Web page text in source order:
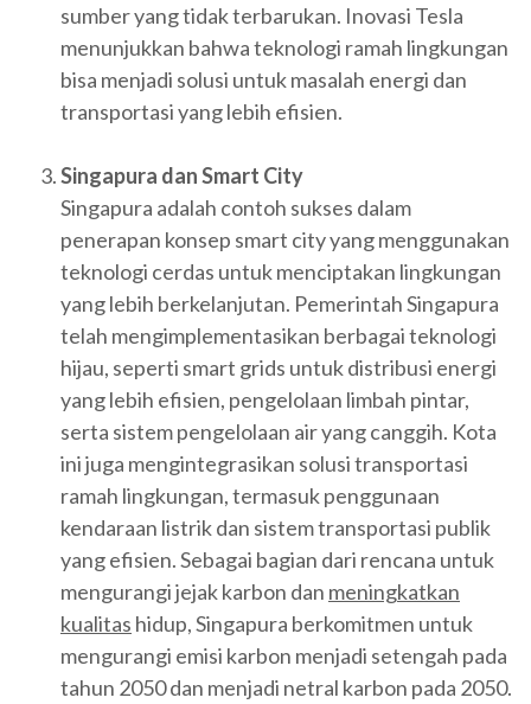
sumber yang tidak terbarukan. Inovasi Tesla
menunjukkan bahwa teknologi ramah lingkungan
bisa menjadi solusi untuk masalah energi dan
transportasi yang lebih efisien.
Singapura dan Smart City
Singapura adalah contoh sukses dalam
penerapan konsep smart city yang menggunakan
teknologi cerdas untuk menciptakan lingkungan
yang lebih berkelanjutan. Pemerintah Singapura
telah mengimplementasikan berbagai teknologi
hijau, seperti smart grids untuk distribusi energi
yang lebih efisien, pengelolaan limbah pintar,
serta sistem pengelolaan air yang canggih. Kota
ini juga mengintegrasikan solusi transportasi
ramah lingkungan, termasuk penggunaan
kendaraan listrik dan sistem transportasi publik
yang efisien. Sebagai bagian dari rencana untuk
mengurangi jejak karbon dan meningkatkan
kualitas hidup, Singapura berkomitmen untuk
mengurangi emisi karbon menjadi setengah pada
tahun 2050 dan menjadi netral karbon pada 2050.